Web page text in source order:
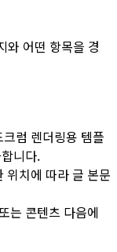
와 어떤 항목을 경
럼 렌더링용 템플
니다.
위치에 따라 글 본문
또는 콘텐츠 다음에